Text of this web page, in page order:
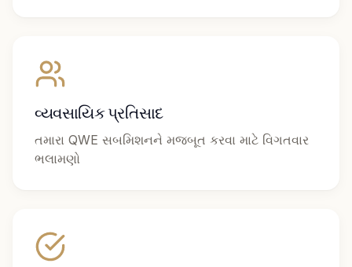
વ્યવસાયિક પ્રતિસાદ
તમારા QWE સબમિશનને મજબૂત કરવા માટે વિગતવાર
ભલામણો